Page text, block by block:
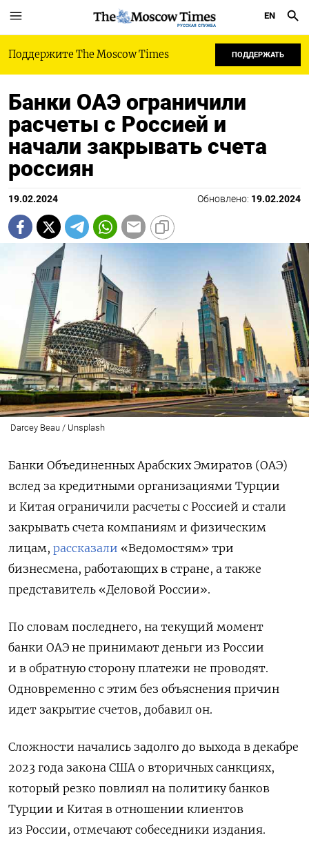
РУССКАЯ СЛУЖБА
EN
Поддержите The Moscow Times ПОДДЕРЖАТЬ
Банки ОАЭ ограничили
расчеты с Россией и
начали закрывать счета
россиян
19.02.2024 Обновлено: 19.02.2024
Darcey Beau / Unsplash
Банки Объединенных Арабских Эмиратов (ОАЭ)
вслед за кредитными организациями Турции
и Китая ограничили расчеты с Россией и стали
закрывать счета компаниям и физическим
лицам, рассказали «Ведомостям» три
бизнесмена, работающих в стране, а также
представитель «Деловой России».
По словам последнего, на текущий момент
банки ОАЭ не принимают деньги из России
и в обратную сторону платежи не проводят.
Одновременно с этим без объяснения причин
идет закрытие счетов, добавил он.
Сложности начались задолго до выхода в декабре
2023 года закона США о вторичных санкциях,
который резко повлиял на политику банков
Турции и Китая в отношении клиентов
из России, отмечают собеседники издания.